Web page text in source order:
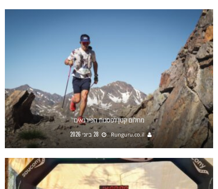
מחלום קטן לפסגות הפירנאים
Runguru.co.il 28 ביוני 2026